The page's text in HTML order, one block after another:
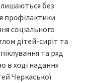
без
профілактики
соціального
дітей-сиріт та
та ряд
в ході надання
Черкаської